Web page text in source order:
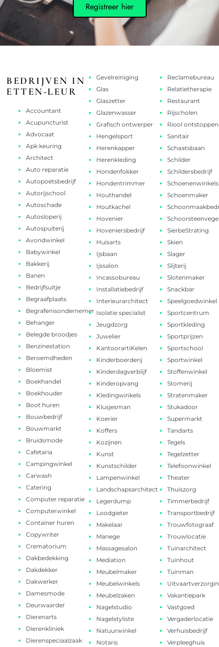
Registreer hier
BEDRIJVEN IN
ETTEN-LEUR
Accountant
Acupuncturist
Advocaat
Apk keuring
Architect
Auto reparatie
Autopoetsbedrijf
Autorijschool
Autoschade
Autosloperij
Autospuiterij
Avondwinkel
Babywinkel
Bakkerij
Banen
Bedrijfsuitje
Begraafplaats
Begrafenisondernemer
Behanger
Belegde broodjes
Benzinestation
Beroemdheden
Bloemist
Boekhandel
Boekhouder
Boot huren
Bouwbedrijf
Bouwmarkt
Bruidsmode
Cafetaria
Campingwinkel
Carwash
Catering
Computer reparatie
Computerwinkel
Container huren
Copywriter
Crematorium
Dakbedekking
Dakdekker
Dakwerker
Damesmode
Deurwaarder
Dierenarts
Dierenkliniek
Dierenspeciaalzaak
Gevelreiniging
Glas
Glaszetter
Glazenwasser
Grafisch ontwerper
Hengelsport
Herenkapper
Herenkleding
Hondenfokker
Hondentrimmer
Houthandel
Houtkachel
Hovenier
Hoveniersbedrijf
Huisarts
Ijsbaan
Ijssalon
Incassobureau
Installatiebedrijf
Interieurarchitect
Isolatie specialist
Jeugdzorg
Juwelier
KantoorartiKelen
Kinderboerderij
Kinderdagverblijf
Kinderopvang
Kledingwinkels
Klusjesman
Koerier
Koffers
Kozijnen
Kunst
Kunstschilder
Lampenwinkel
Landschapsarchitect
Legerdump
Loodgieter
Makelaar
Manege
Massagesalon
Mediation
Meubelmaker
Meubelwinkels
Meubelzaken
Nagelstudio
Nagelstyliste
Natuurwinkel
Notaris
Reclamebureau
Relatietherapie
Restaurant
Rijscholen
Riool ontstoppen
Sanitair
Schaatsbaan
Schilder
Schildersbedrijf
Schoenenwinkels
Schoenmaker
SierbeStrating
Skien
Slager
Slijterij
Slotenmaker
Snackbar
Speelgoedwinkel
Sportcentrum
Sportkleding
Sportprijzen
Sportschool
Sportwinkel
Stoffenwinkel
Stomerij
Stratenmaker
Stukadoor
Supermarkt
Tandarts
Tegels
Tegelzetter
Telefoonwinkel
Theater
Thuiszorg
Timmerbedrijf
Transportbedrijf
Trouwfotograaf
Trouwlocatie
Tuinarchitect
Tuinhout
Tuinman
Vakantiepark
Vastgoed
Vergaderlocatie
Verhuisbedrijf
Verpleeghuis